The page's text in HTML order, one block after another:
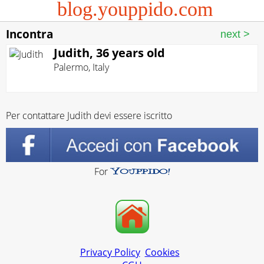
blog.youppido.com
Incontra
Judith, 36 years old
Palermo, Italy
Per contattare Judith devi essere iscritto
For
Privacy Policy Cookies